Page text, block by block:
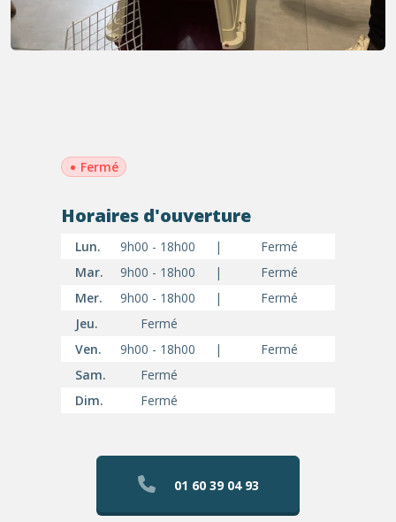
• Fermé
Horaires d'ouverture
Lun. 9h00 - 18h00 |
Fermé
Mar.
9h00 - 18h00 |
Fermé
Mer.
9h00 - 18h00 |
Fermé
Jeu.
Fermé
Ven.
9h00 - 18h00 |
Fermé
Sam.
Fermé
Dim.
Fermé
01 60 39 04 93